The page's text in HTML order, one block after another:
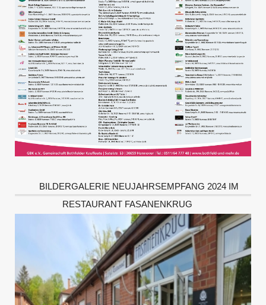
BILDERGALERIE NEUJAHRSEMPFANG 2024 IM
RESTAURANT FASANENKRUG